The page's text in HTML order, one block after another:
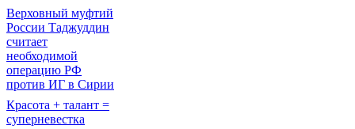
Верховный муфтий
России Таджуддин
считает
необходимой
операцию РФ
против ИГ в Сирии
Красота + талант =
суперневестка